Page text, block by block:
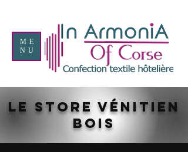
ME
NU
Le store vénitien
BOIS